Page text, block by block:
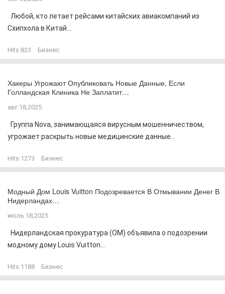
Любой, кто летает рейсами китайских авиакомпаний из
Схипхола в Китай...
Hits:823 Бизнес
Хакеры Угрожают Опубликовать Новые Данные, Если
Голландская Клиника Не Заплатит…
авг 18,2025
Группа Nova, занимающаяся вирусным мошенничеством,
угрожает раскрыть новые медицинские данные...
Hits:1273 Бизнес
Модный Дом Louis Vuitton Подозревается В Отмывании Денег В
Нидерландах…
июль 18,2025
Нидерландская прокуратура (OM) объявила о подозрении
модному дому Louis Vuitton...
Hits:1188 Бизнес